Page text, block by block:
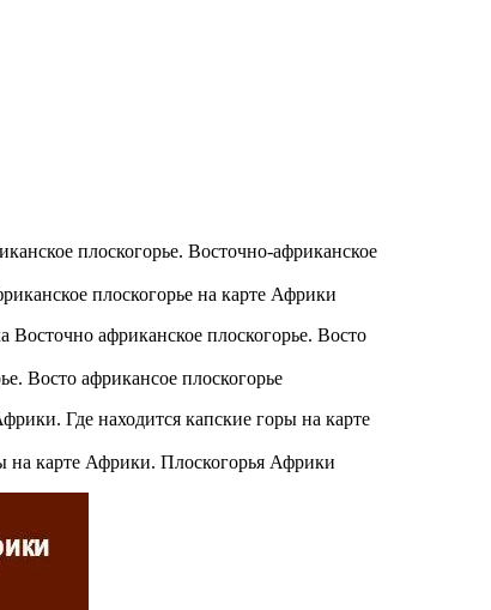
плоскогорье на карте Африки
Восто африкансое плоскогорье
на карте Африки. Плоскогорья Африки